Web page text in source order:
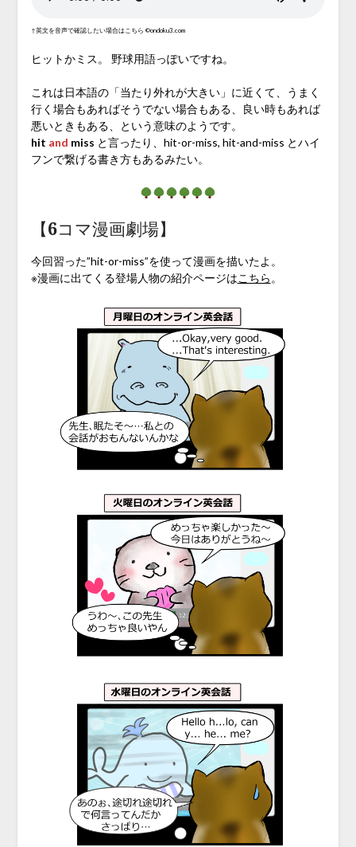
↑英文を音声で確認したい場合はこちら ©ondoku3.com
ヒットかミス。 野球用語っぽいですね。
これは日本語の「当たり外れが大きい」に近くて、うまく
行く場合もあればそうでない場合もある、良い時もあれば
悪いときもある、という意味のようです。
hit and miss と言ったり、hit-or-miss, hit-and-miss とハイ
フンで繋げる書き方もあるみたい。
【6コマ漫画劇場】
今回習った”hit-or-miss”を使って漫画を描いたよ。
※漫画に出てくる登場人物の紹介ページはこちら 。